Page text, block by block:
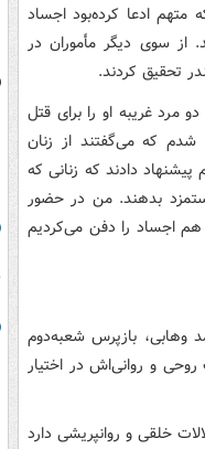
ادعا کرده‌بود اجساد
از سوی دیگر مأموران در
تحقیق کردند.
غریبه او را برای قتل
شدم که می‌گفتند از زنان
دادند که زنانی که
بدهند. من در حضور
اجساد را دفن می‌کردیم
وهابی، بازپرس شعبه‌دوم
و روانی‌اش در اختیار
خلقی و روانپریشی دارد